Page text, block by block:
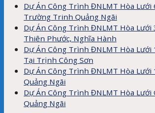
Dự Án Công Trình ĐNLMT Hòa Lưới
Trường Trinh Quảng Ngãi
Dự Án Công Trình ĐNLMT Hòa Lưới
Thiên Phước, Nghĩa Hành
Dự Án Công Trình ĐNLMT Hòa Lưới
Tại Trịnh Công Sơn
Dự Án Công Trình ĐNLMT Hòa Lưới
Quảng Ngãi
Dự Án Công Trình ĐNLMT Hòa Lưới
Quảng Ngãi